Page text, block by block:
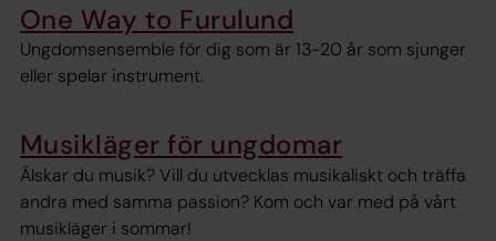
One Way to Furulund
Ungdomsensemble för dig som är 13-20 år som sjunger
eller spelar instrument.
Musikläger för ungdomar
Älskar du musik? Vill du utvecklas musikaliskt och träffa
andra med samma passion? Kom och var med på vårt
musikläger i sommar!